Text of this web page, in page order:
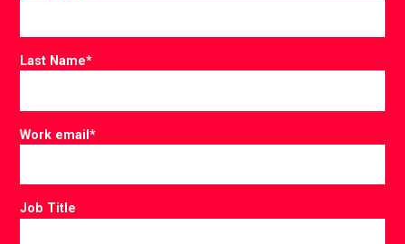
Last Name*
Work email*
Job Title